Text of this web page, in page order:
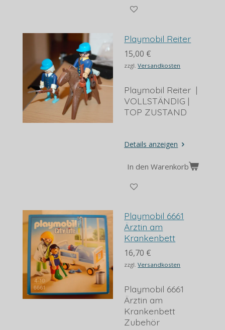
Playmobil Reiter
15,00 €
zzgl.Versandkosten
Playmobil Reiter |
VOLLSTÄNDIG |
TOP ZUSTAND
Details anzeigen
In den Warenkorb
Playmobil 6661
Ärztin am
Krankenbett
16,70 €
zzgl.Versandkosten
Playmobil 6661
Ärztin am
Krankenbett
Zubehör